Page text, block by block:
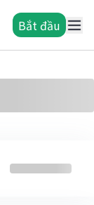
Bắt đầu